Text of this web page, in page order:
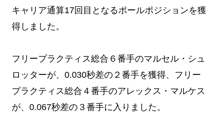
キャリア通算17回目となるポールポジションを獲
得しました。
フリープラクティス総合６番手のマルセル・シュ
ロッターが、0.030秒差の２番手を獲得、フリー
プラクティス総合４番手のアレックス・マルケス
が、0.067秒差の３番手に入りました。